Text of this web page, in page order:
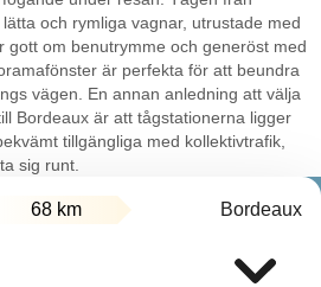
och rymliga vagnar, utrustade med
gott om benutrymme och generöst med
är perfekta för att beundra
vägen. En annan anledning att välja
Bordeaux är att tågstationerna ligger
tillgängliga med kollektivtrafik,
sig runt.
68 km Bordeaux